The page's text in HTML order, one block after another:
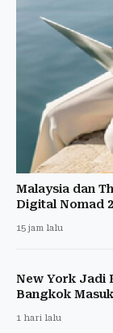
Malaysia dan
Digital Nomad
15 jam lalu
New York Jadi
Bangkok
1 hari lalu